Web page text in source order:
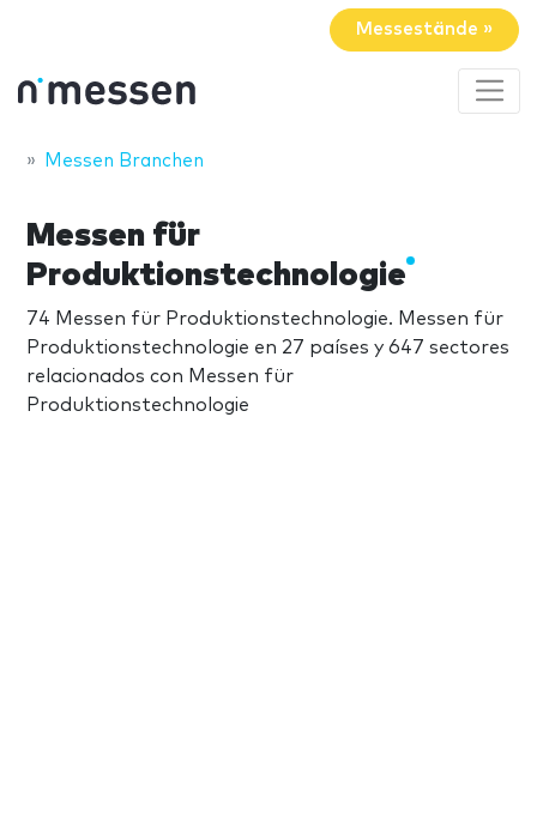
Messestände »
Messen Branchen
Messen für
Produktionstechnologie
74 Messen für Produktionstechnologie. Messen für
Produktionstechnologie en 27 países y 647 sectores
relacionados con Messen für
Produktionstechnologie